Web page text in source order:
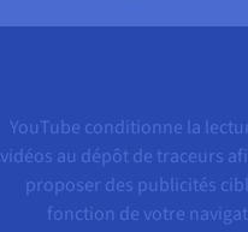
YouTube conditionne la
vidéos au dépôt de traceurs
proposer des publicités
fonction de votre